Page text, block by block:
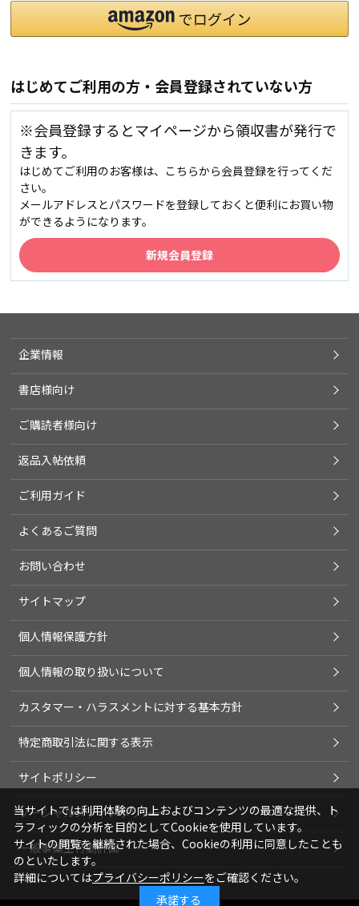
はじめてご利用の方・会員登録されていない方
※会員登録するとマイページから領収書が発行で
きます。
はじめてご利用のお客様は、こちらから会員登録を行ってくだ
さい。
メールアドレスとパスワードを登録しておくと便利にお買い物
ができるようになります。
企業情報
書店様向け
ご購読者様向け
返品入帖依頼
ご利用ガイド
よくあるご質問
お問い合わせ
サイトマップ
個人情報保護方針
個人情報の取り扱いについて
カスタマー・ハラスメントに対する基本方針
特定商取引法に関する表示
サイトポリシー
ソーシャルメディアポリシー
一般事業主行動計画
当サイトでは利用体験の向上およびコンテンツの最適な提供、ト
ラフィックの分析を目的としてCookieを使用しています。
サイトの閲覧を継続された場合、Cookieの利用に同意したことも
のといたします。
詳細についてはプライバシーポリシーをご確認ください。
承諾する